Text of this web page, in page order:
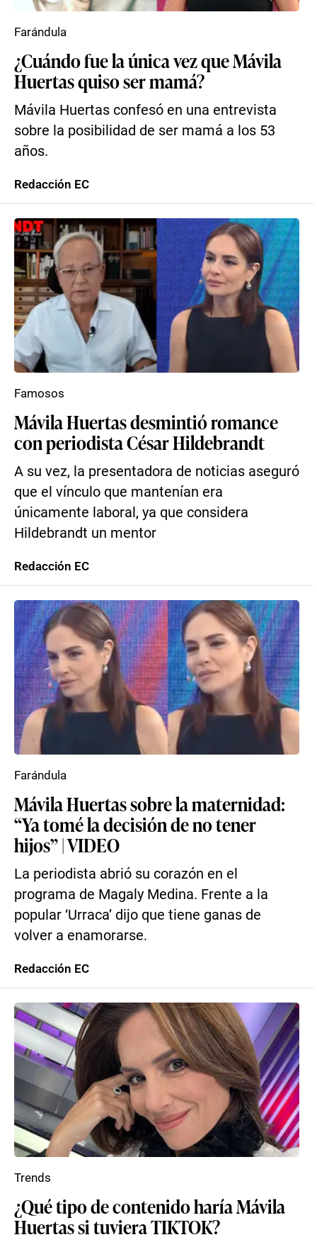
¿Cuándo fue la única vez que Mávila
Huertas quiso ser mamá?
Mávila Huertas confesó en una entrevista
sobre la posibilidad de ser mamá a los 53
años.
Farándula
Redacción EC
Mávila Huertas desmintió romance
con periodista César Hildebrandt
A su vez, la presentadora de noticias aseguró
que el vínculo que mantenían era
únicamente laboral, ya que considera
Hildebrandt un mentor
Famosos
Redacción EC
Mávila Huertas sobre la maternidad:
“Ya tomé la decisión de no tener
hijos” | VIDEO
La periodista abrió su corazón en el
programa de Magaly Medina. Frente a la
popular ‘Urraca’ dijo que tiene ganas de
volver a enamorarse.
Farándula
Redacción EC
¿Qué tipo de contenido haría Mávila
Huertas si tuviera TIKTOK?
Trends